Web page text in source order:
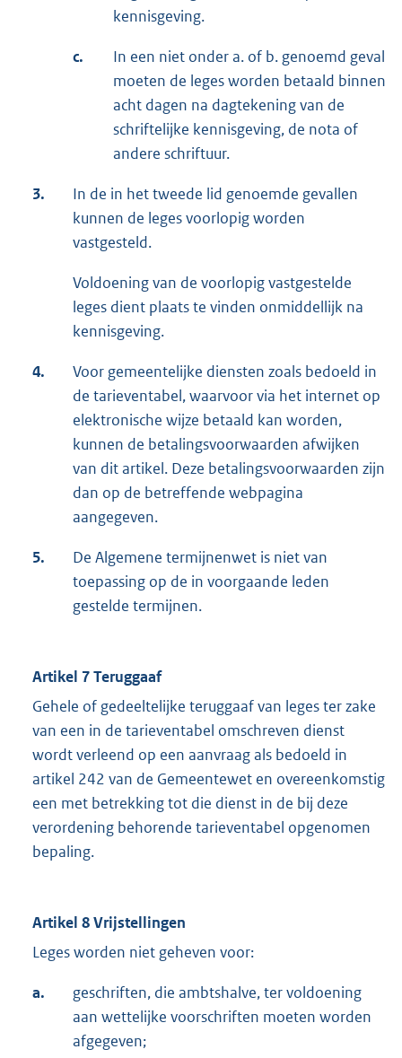
kennisgeving.
c.
In een niet onder a. of b. genoemd geval
moeten de leges worden betaald binnen
acht dagen na dagtekening van de
schriftelijke kennisgeving, de nota of
andere schriftuur.
3.
In de in het tweede lid genoemde gevallen
kunnen de leges voorlopig worden
vastgesteld.
Voldoening van de voorlopig vastgestelde
leges dient plaats te vinden onmiddellijk na
kennisgeving.
4.
Voor gemeentelijke diensten zoals bedoeld in
de tarieventabel, waarvoor via het internet op
elektronische wijze betaald kan worden,
kunnen de betalingsvoorwaarden afwijken
van dit artikel. Deze betalingsvoorwaarden zijn
dan op de betreffende webpagina
aangegeven.
5.
De Algemene termijnenwet is niet van
toepassing op de in voorgaande leden
gestelde termijnen.
Artikel 7 Teruggaaf
Gehele of gedeeltelijke teruggaaf van leges ter zake
van een in de tarieventabel omschreven dienst
wordt verleend op een aanvraag als bedoeld in
artikel 242 van de Gemeentewet en overeenkomstig
een met betrekking tot die dienst in de bij deze
verordening behorende tarieventabel opgenomen
bepaling.
Artikel 8 Vrijstellingen
Leges worden niet geheven voor:
a.
geschriften, die ambtshalve, ter voldoening
aan wettelijke voorschriften moeten worden
afgegeven;